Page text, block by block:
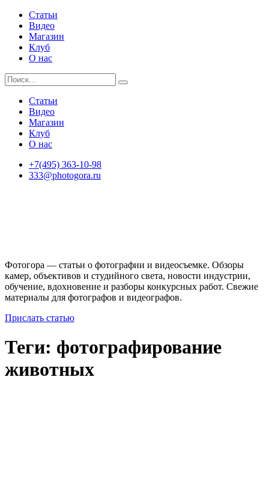
Статьи
Видео
Магазин
Клуб
О нас
Статьи
Видео
Магазин
Клуб
О нас
+7(495) 363-10-98
333@photogora.ru
Фотогора — статьи о фотографии и видеосъемке. Обзоры
камер, объективов и студийного света, новости индустрии,
обучение, вдохновение и разборы конкурсных работ. Свежие
материалы для фотографов и видеографов.
Прислать статью
Теги: фотографирование
животных